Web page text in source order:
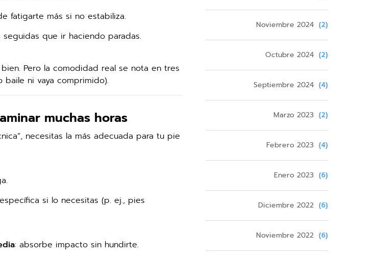
fatigarte más si no estabiliza.
que ir haciendo paradas.
Pero la comodidad real se nota en tres
baile ni vaya comprimido).
muchas horas
necesitas la más adecuada para tu pie
si lo necesitas (p. ej., pies
: absorbe impacto sin hundirte.
Noviembre 2024 (2)
Octubre 2024 (2)
Septiembre 2024 (4)
Marzo 2023 (2)
Febrero 2023 (4)
Enero 2023 (6)
Diciembre 2022 (6)
Noviembre 2022 (6)